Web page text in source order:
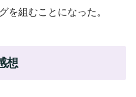
を組むことになった。
想